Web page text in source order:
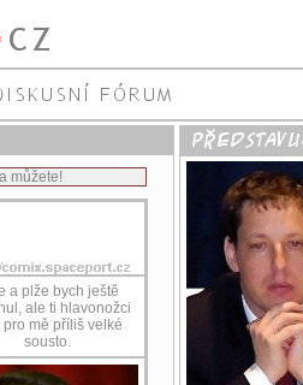
můžete!
a plže bych ještě
ale ti hlavonožci
pro mě příliš velké
sousto.